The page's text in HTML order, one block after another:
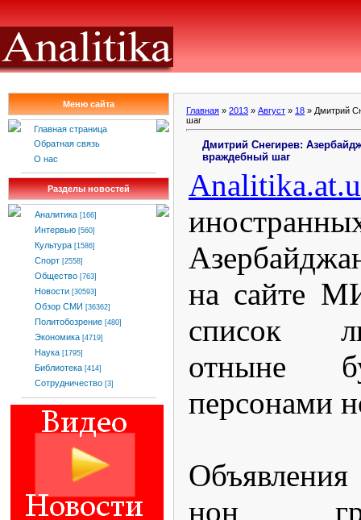
Меню сайта
Главная страница
Обратная связь
О нас
Разделы новостей
Аналитика [166]
Интервью [560]
Культура [1586]
Спорт [2558]
Общество [763]
Новости [30593]
Обзор СМИ [36362]
Политобозрение [480]
Экономика [4719]
Наука [1795]
Библиотека [414]
Сотрудничество [3]
Главная » 2013 » Август » 18 » Дмитрий
шаг
Дмитрий Снегирев:
враждебный шаг
на сайте
список
отныне
персонами
нон